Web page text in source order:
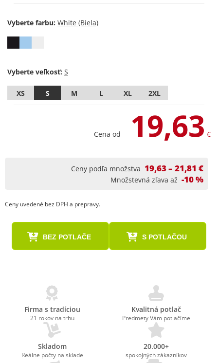
Vyberte farbu:
Vyberte veľkosť:
XS S M L XL 2XL
Cena od 19,63 €
Ceny podľa množstva 19,63 – 21,81 €
Množstevná zľava až -10 %
Ceny uvedené bez DPH a prepravy.
BEZ POTLAČE S POTLAČOU
Firma s tradíciou
21 rokov na trhu
Kvalitná potlač
Predmety Vám potlačíme
Skladom
Reálne počty na sklade
20.000+
spokojných zákazníkov